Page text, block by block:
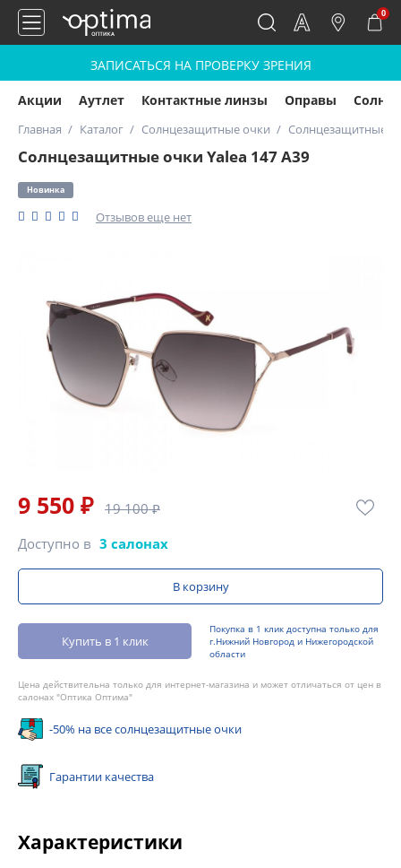
0
ЗАПИСАТЬСЯ НА ПРОВЕРКУ ЗРЕНИЯ
Акции Аутлет Контактные линзы Оправы
Главная Каталог Солнцезащитные очки Солнцезащитные
Солнцезащитные очки Yalea 147 A39
Новинка
Отзывов еще нет
9 550 ₽ 19 100 ₽
Доступно в 3 салонах
В корзину
Купить в 1 клик
Покупка в 1 клик доступна только для
г.Нижний Новгород и Нижегородской
области
Цена действительна только для интернет-магазина и может отличаться от цен в
салонах "Оптика Оптима"
-50% на все солнцезащитные очки
Гарантии качества
Характеристики